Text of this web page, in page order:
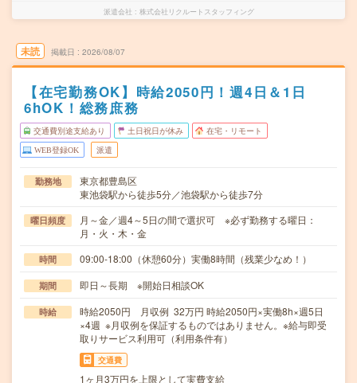
派遣会社 株式会社リクルートスタッフィング
未読 掲載日 2026/08/07
【在宅勤務OK】時給2050円！週4日＆1日
6hOK！総務庶務
交通費別途支給あり 土日祝日が休み 在宅・リモート
WEB登録OK 派遣
勤務地
東京都豊島区
東池袋駅から徒歩5分／池袋駅から徒歩7分
曜日頻度
月～金／週4～5日の間で選択可 ※必ず勤務する曜日：
月・火・木・金
時間 09:00-18:00（休憩60分）実働8時間（残業少なめ！）
期間 即日～長期 ※開始日相談OK
時給
時給2050円 月収例 32万円 時給2050円×実働8h×週5日
×4週 ※月収例を保証するものではありません。※給与即受
取りサービス利用可（利用条件有）
交通費
1ヶ月3万円を上限として実費支給